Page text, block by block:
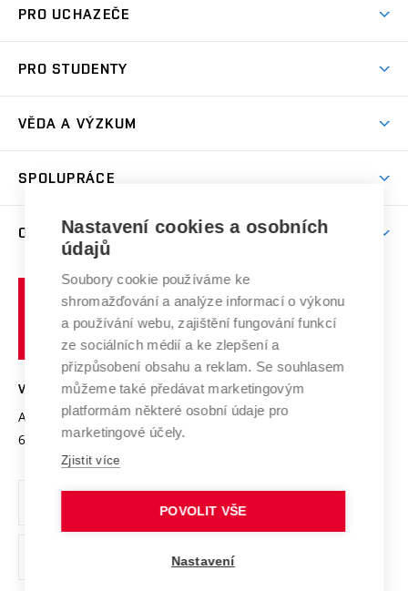
Koleje
Sport na VUT
PRO UCHAZEČE
Dny otevřených dveří
Celoživotní vzdělávání
E-přihláška
PRO STUDENTY
Harmonogram akademického roku
Závěrečné práce
Doktorské studium
Zpracování osobních údajů studentů
Sociální bezpečí
Studium bez bariér
Podpora podnikání
VĚDA A VÝZKUM
Mezinárodní vědecká rada
Systém zajišťování kvality výzkumu
Výzkumné infrastruktury
Transfer znalostí
Open Science
Projekty
Projekty ze strukturálních fondů
Specifický výzkum
SPOLUPRÁCE
Firemní spolupráce
Zahraniční spolupráce
Spolupráce se školami
Mezinárodní dohody
Univerzitní sítě
O UNIVERZITĚ
Profil univerzity
Udržitelná univerzita
Podnikavá univerzita / ContriBUTe
Bezpečná univerzita
Vyznamenání
Organizační struktura
Ochrana osobních údajů
odkaz)
učení
technické
Brně
VYSOKÉ UČENÍ TECHNICKÉ V BRNĚ
Antonínská 548/1
602 00 Brno
www.vut.cz
vut@vutbr.cz
Nastavení cookies a osobních
údajů
Soubory cookie používáme ke
shromažďování a analýze informací o výkonu
a používání webu, zajištění fungování funkcí
ze sociálních médií a ke zlepšení a
přizpůsobení obsahu a reklam. Se souhlasem
můžeme také předávat marketingovým
platformám některé osobní údaje pro
marketingové účely.
Zjistit více
POVOLIT VŠE
Nastavení